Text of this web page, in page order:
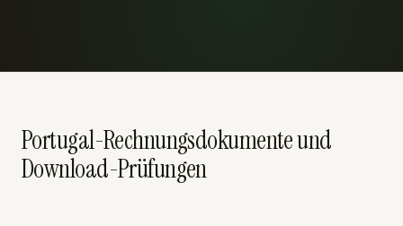
Portugal-Rechnungsdokumente und
Download-Prüfungen